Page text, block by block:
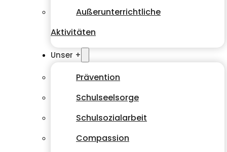
Außerunterrichtliche
Aktivitäten
Unser +
Prävention
Schulseelsorge
Schulsozialarbeit
Compassion